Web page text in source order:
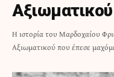
Αξιωματικού
Η ιστορία του Μαρδοχαίου
Αξιωματικού που έπεσε